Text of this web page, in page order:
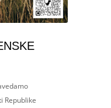
Republike